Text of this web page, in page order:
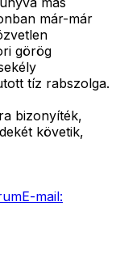
már-már
görög
tíz rabszolga.
bizonyíték,
követik,
E-mail: